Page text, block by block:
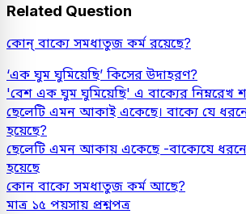
Related Question
কোন্ বাক্যে সমধাতুজ কর্ম রয়েছে?
‘এক ঘুম ঘুমিয়েছি’ কিসের উদাহরণ?
'বেশ এক ঘুম ঘুমিয়েছি' এ বাক্যের নিম্নরেখ
ছেলেটি এমন আকাই একেছে। বাক্যে যে
হয়েছে?
ছেলেটি এমন আকায় একেছে -বাক্যেযে
হয়েছে
কোন বাক্যে সমধাতুজ কর্ম আছে?
মাত্র ১৫ পয়সায় প্রশ্নপত্র